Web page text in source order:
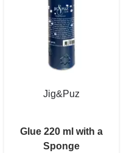
Jig&Puz
Glue 220 ml with a
Sponge